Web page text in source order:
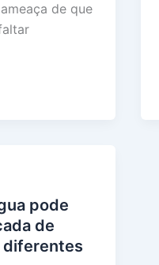
de que
pode
de
diferentes